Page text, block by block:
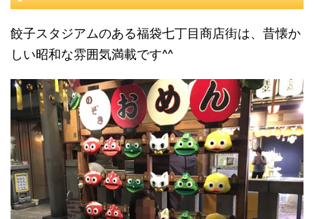
餃子スタジアムのある福袋七丁目商店街は、昔懐か
しい昭和な雰囲気満載です^^